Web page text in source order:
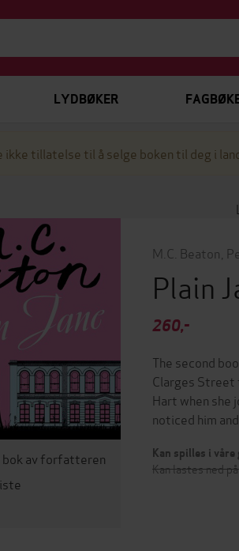
LYDBØKER
ikke tillatelse til å selge boken til deg i
bok av forfatteren
M.C. Beaton
Plain
260,-
The second
Clarges Street
Hart when she
noticed him
Kan spilles i
Kan lastes ned